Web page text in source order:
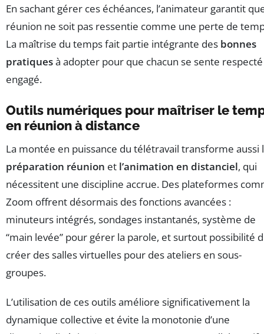
En sachant gérer ces échéances, l’animateur garantit
réunion ne soit pas ressentie comme une perte de
La maîtrise du temps fait partie intégrante des bonnes
pratiquesà adopter pour que chacun se sente
engagé.
Outils numériques pour maîtriser le
en réunion à distance
La montée en puissance du télétravail transforme aussi
préparation réunion et l’animation en distanciel, qui
nécessitent une discipline accrue. Des plateformes
Zoom offrent désormais des fonctions avancées :
minuteurs intégrés, sondages instantanés, système de
“main levée” pour gérer la parole, et surtout possibilité
créer des salles virtuelles pour des ateliers en sous-
groupes.
L’utilisation de ces outils améliore significativement la
dynamique collective et évite la monotonie d’une